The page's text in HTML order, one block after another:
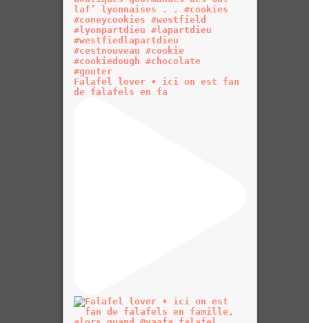
Falafel lover • ici on est fan
de falafels en fa